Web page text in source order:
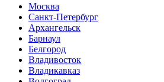
Москва
Санкт-Петербург
Архангельск
Барнаул
Белгород
Владивосток
Владикавказ